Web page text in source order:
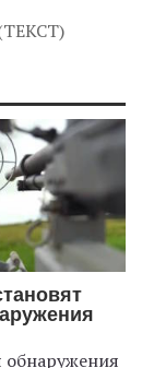
обнаружения